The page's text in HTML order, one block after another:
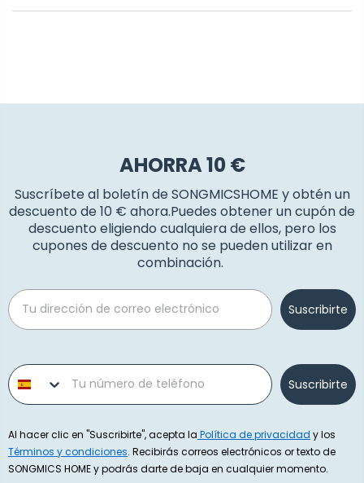
AHORRA 10 €
Suscríbete al boletín de SONGMICSHOME y obtén un
descuento de 10 € ahora.Puedes obtener un cupón de
descuento eligiendo cualquiera de ellos, pero los
cupones de descuento no se pueden utilizar en
combinación.
Email
Suscribirte
Phone number
Suscribirte
Al hacer clic en "Suscribirte", acepta la Política de privacidad y los
Términos y condiciones. Recibirás correos electrónicos or texto de
SONGMICS HOME y podrás darte de baja en cualquier momento.